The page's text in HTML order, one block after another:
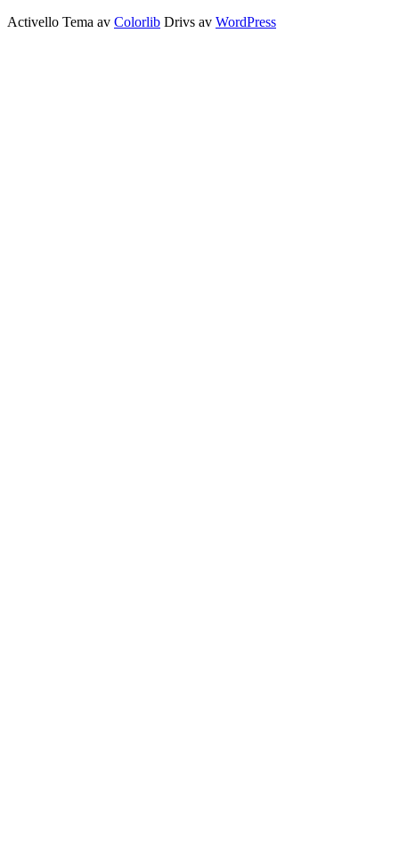
Activello Tema av Colorlib Drivs av WordPress